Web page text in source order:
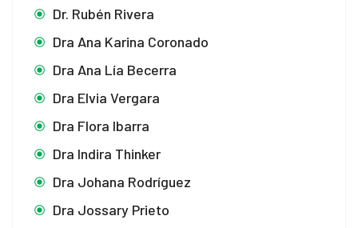
Dr. Rubén Rivera
Dra Ana Karina Coronado
Dra Ana Lía Becerra
Dra Elvia Vergara
Dra Flora Ibarra
Dra Indira Thinker
Dra Johana Rodríguez
Dra Jossary Prieto